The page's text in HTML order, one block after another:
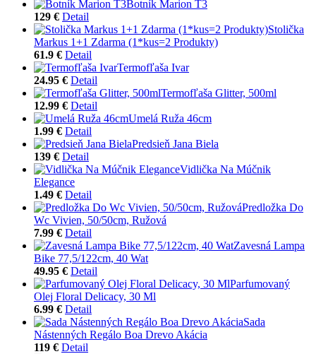
Botník Marion T3
129 € Detail
Stolička
Markus 1+1 Zdarma (1*kus=2 Produkty)
61.9 € Detail
Termofľaša Ivar
24.95 € Detail
Termofľaša Glitter, 500ml
12.99 € Detail
Umelá Ruža 46cm
1.99 € Detail
Predsieň Jana Biela
139 € Detail
Vidlička Na Múčnik
Elegance
1.49 € Detail
Predložka Do
Wc Vivien, 50/50cm, Ružová
7.99 € Detail
Zavesná Lampa
Bike 77,5/122cm, 40 Wat
49.95 € Detail
Parfumovaný
Olej Floral Delicacy, 30 Ml
6.99 € Detail
Sada
Nástenných Regálo Boa Drevo Akácia
119 € Detail